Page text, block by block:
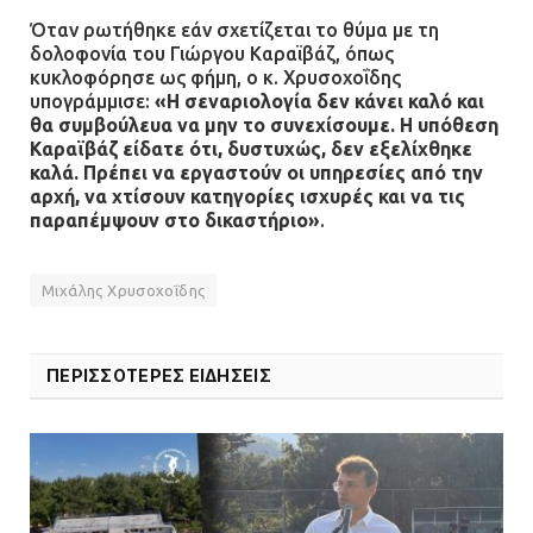
αστυνομικών
08.07.2026 | 16:24
Ο δήμαρχος Μάνδρας δώρισε όλους
τους μισθούς του 2025 στο Θριάσιο
για μηχάνημα καρδιολογικών
επεμβάσεων
ΔΗΜΟΣ ΜΑΝΔΡΑΣ ΕΙΔΥΛΛΙΑΣ: Δύο
Ομάδα ατόμων επιτέθηκε με
ρόπαλα και μαχαίρια σε δύο
ανήλικους
Όταν ρωτήθηκε εάν σχετίζεται το θύμα με τη
δολοφονία του Γιώργου Καραϊβάζ, όπως
κυκλοφόρησε ως φήμη, ο κ. Χρυσοχοΐδης
υπογράμμισε: «Η σεναριολογία δεν κάνει καλό και
θα συμβούλευα να μην το συνεχίσουμε. Η υπόθεση
Καραϊβάζ είδατε ότι, δυστυχώς, δεν εξελίχθηκε
καλά. Πρέπει να εργαστούν οι υπηρεσίες από την
αρχή, να χτίσουν κατηγορίες ισχυρές και να τις
παραπέμψουν στο δικαστήριο».
Μιχάλης Χρυσοχοΐδης
ΠΕΡΙΣΣΟΤΕΡΕΣ ΕΙΔΗΣΕΙΣ